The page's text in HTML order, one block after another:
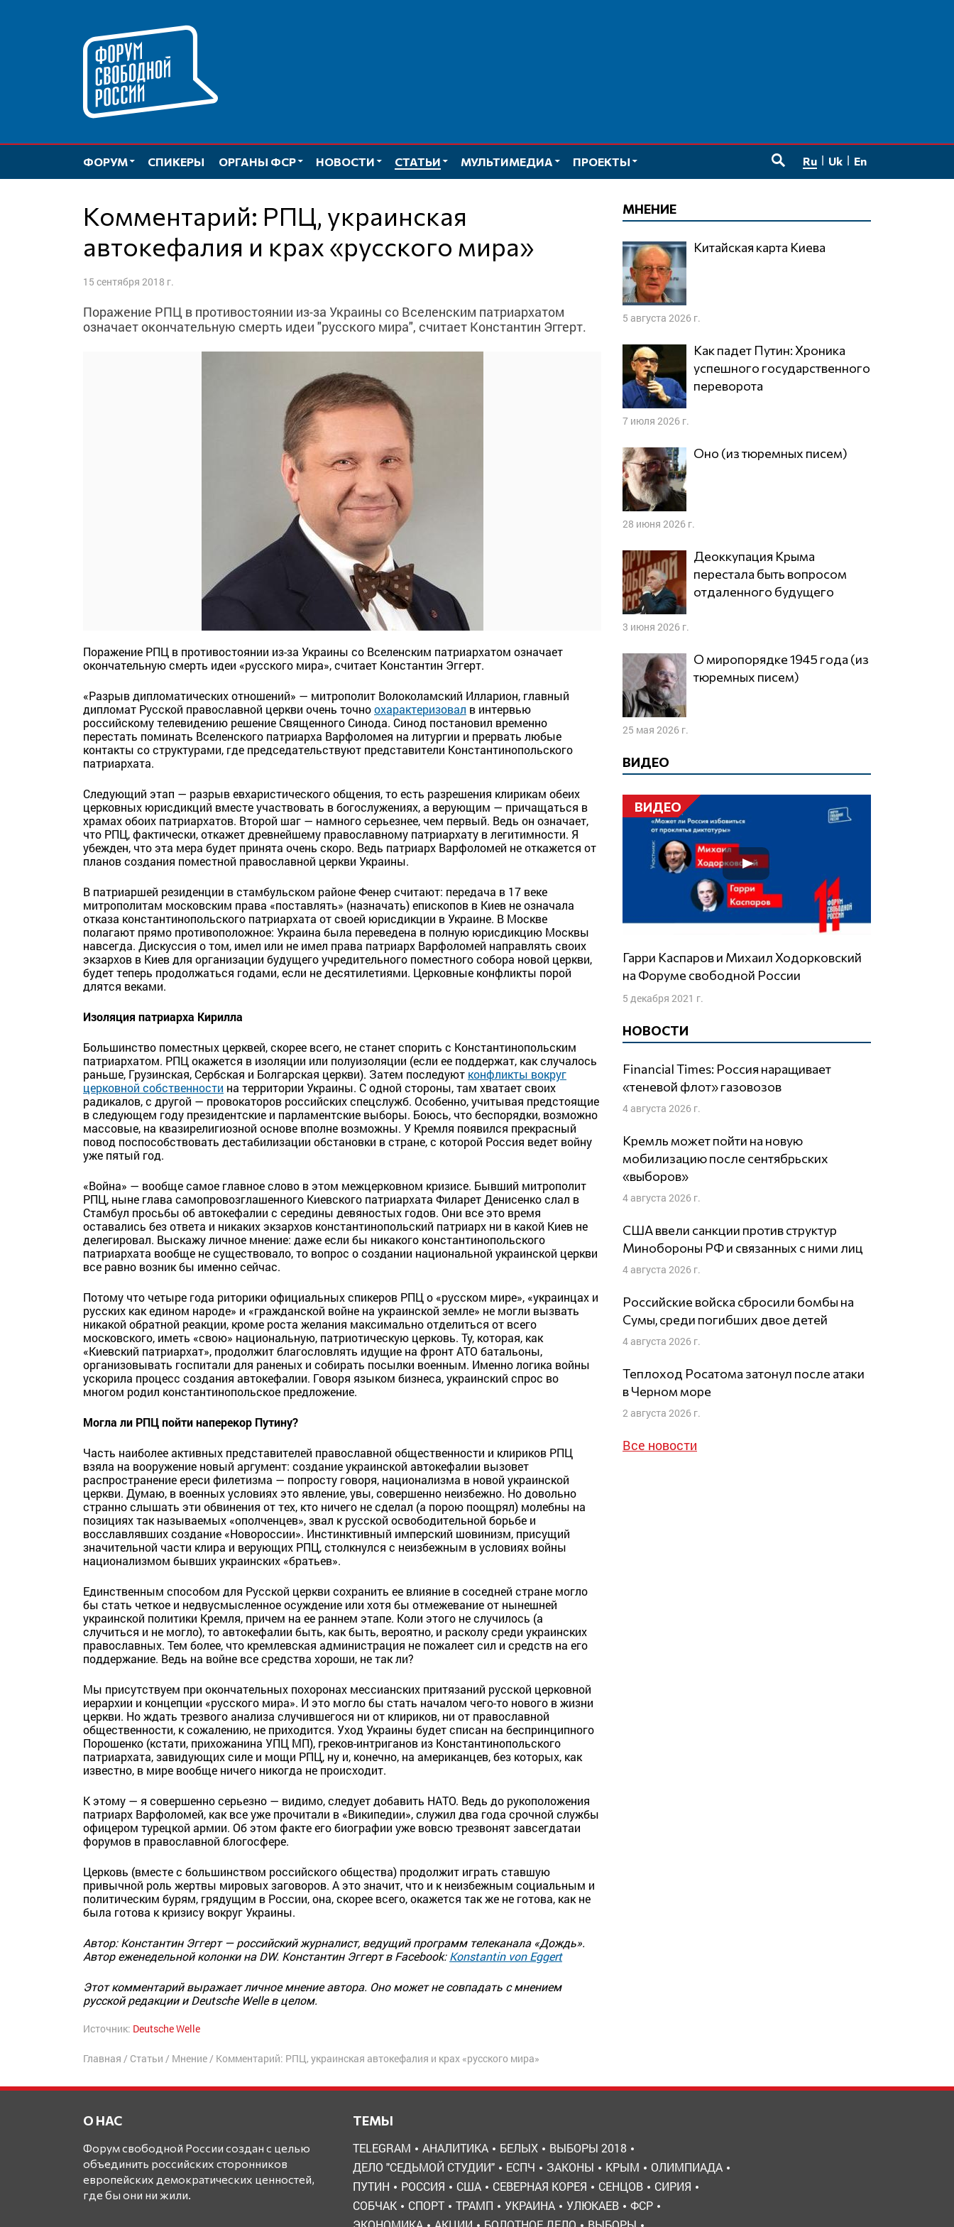
ФОРУМ СПИКЕРЫ ОРГАНЫ ФСР НОВОСТИ СТАТЬИ МУЛЬТИМЕДИА
ПРОЕКТЫ
Ru Uk En
Комментарий: РПЦ, украинcкая
автокефалия и крах «русского мира»
15 сентября 2018 г.
Поражение РПЦ в противостоянии из-за Украины со Вселенским патриархатом
означает окончательную смерть идеи "русского мира", считает Константин Эггерт.
Поражение РПЦ в противостоянии из-за Украины со Вселенским патриархатом означает
окончательную смерть идеи «русского мира», считает Константин Эггерт.
«Разрыв дипломатических отношений» — митрополит Волоколамский Илларион, главный
дипломат Русской православной церкви очень точноохарактеризовал в интервью
российскому телевидению решение Священного Синода. Синод постановил временно
перестать поминать Вселенского патриарха Варфоломея на литургии и прервать любые
контакты со структурами, где председательствуют представители Константинопольского
патриархата.
Следующий этап — разрыв евхаристического общения, то есть разрешения клирикам обеих
церковных юрисдикций вместе участвовать в богослужениях, а верующим — причащаться в
храмах обоих патриархатов. Второй шаг — намного серьезнее, чем первый. Ведь он означает,
что РПЦ, фактически, откажет древнейшему православному патриархату в легитимности. Я
убежден, что эта мера будет принята очень скоро. Ведь патриарх Варфоломей не откажется от
планов создания поместной православной церкви Украины.
В патриаршей резиденции в стамбульском районе Фенер считают: передача в 17 веке
митрополитам московским права «поставлять» (назначать) епископов в Киев не означала
отказа константинопольского патриархата от своей юрисдикции в Украине. В Москве
полагают прямо противоположное: Украина была переведена в полную юрисдикцию Москвы
навсегда. Дискуссия о том, имел или не имел права патриарх Варфоломей направлять своих
экзархов в Киев для организации будущего учредительного поместного собора новой церкви,
будет теперь продолжаться годами, если не десятилетиями. Церковные конфликты порой
длятся веками.
Изоляция патриарха Кирилла
Большинство поместных церквей, скорее всего, не станет спорить с Константинопольским
патриархатом. РПЦ окажется в изоляции или полуизоляции (если ее поддержат, как случалось
раньше, Грузинская, Сербская и Болгарская церкви). Затем последуют конфликты вокруг
церковной собственности на территории Украины. С одной стороны, там хватает своих
радикалов, с другой — провокаторов российских спецслужб. Особенно, учитывая предстоящие
в следующем году президентские и парламентские выборы. Боюсь, что беспорядки, возможно
массовые, на квазирелигиозной основе вполне возможны. У Кремля появился прекрасный
повод поспособствовать дестабилизации обстановки в стране, с которой Россия ведет войну
уже пятый год.
«Война» — вообще самое главное слово в этом межцерковном кризисе. Бывший митрополит
РПЦ, ныне глава самопровозглашенного Киевского патриархата Филарет Денисенко слал в
Стамбул просьбы об автокефалии с середины девяностых годов. Они все это время
оставались без ответа и никаких экзархов константинопольский патриарх ни в какой Киев не
делегировал. Выскажу личное мнение: даже если бы никакого константинопольского
патриархата вообще не существовало, то вопрос о создании национальной украинской церкви
все равно возник бы именно сейчас.
Потому что четыре года риторики официальных спикеров РПЦ о «русском мире», «украинцах и
русских как едином народе» и «гражданской войне на украинской земле» не могли вызвать
никакой обратной реакции, кроме роста желания максимально отделиться от всего
московского, иметь «свою» национальную, патриотическую церковь. Ту, которая, как
«Киевский патриархат», продолжит благословлять идущие на фронт АТО батальоны,
организовывать госпитали для раненых и собирать посылки военным. Именно логика войны
ускорила процесс создания автокефалии. Говоря языком бизнеса, украинский спрос во
многом родил константинопольское предложение.
Могла ли РПЦ пойти наперекор Путину?
Часть наиболее активных представителей православной общественности и клириков РПЦ
взяла на вооружение новый аргумент: создание украинской автокефалии вызовет
распространение ереси филетизма — попросту говоря, национализма в новой украинской
церкви. Думаю, в военных условиях это явление, увы, совершенно неизбежно. Но довольно
странно слышать эти обвинения от тех, кто ничего не сделал (а порою поощрял) молебны на
позициях так называемых «ополченцев», звал к русской освободительной борьбе и
восславлявших создание «Новороссии». Инстинктивный имперский шовинизм, присущий
значительной части клира и верующих РПЦ, столкнулся с неизбежным в условиях войны
национализмом бывших украинских «братьев».
Единственным способом для Русской церкви сохранить ее влияние в соседней стране могло
бы стать четкое и недвусмысленное осуждение или хотя бы отмежевание от нынешней
украинской политики Кремля, причем на ее раннем этапе. Коли этого не случилось (а
случиться и не могло), то автокефалии быть, как быть, вероятно, и расколу среди украинских
православных. Тем более, что кремлевская администрация не пожалеет сил и средств на его
поддержание. Ведь на войне все средства хороши, не так ли?
Мы присутствуем при окончательных похоронах мессианских притязаний русской церковной
иерархии и концепции «русского мира». И это могло бы стать началом чего-то нового в жизни
церкви. Но ждать трезвого анализа случившегося ни от клириков, ни от православной
общественности, к сожалению, не приходится. Уход Украины будет списан на беспринципного
Порошенко (кстати, прихожанина УПЦ МП), греков-интриганов из Константинопольского
патриархата, завидующих силе и мощи РПЦ, ну и, конечно, на американцев, без которых, как
известно, в мире вообще ничего никогда не происходит.
К этому — я совершенно серьезно — видимо, следует добавить НАТО. Ведь до рукоположения
патриарх Варфоломей, как все уже прочитали в «Википедии», служил два года срочной службы
офицером турецкой армии. Об этом факте его биографии уже вовсю трезвонят завсегдатаи
форумов в православной блогосфере.
Церковь (вместе с большинством российского общества) продолжит играть ставшую
привычной роль жертвы мировых заговоров. А это значит, что и к неизбежным социальным и
политическим бурям, грядущим в России, она, скорее всего, окажется так же не готова, как не
была готова к кризису вокруг Украины.
Автор: Константин Эггерт — российский журналист, ведущий программ телеканала «Дождь».
Автор еженедельной колонки на DW. Константин Эггерт в Facebook:Konstantin von Eggert
Этот комментарий выражает личное мнение автора. Оно может не совпадать с мнением
русской редакции и Deutsche Welle в целом.
Источник: Deutsche Welle
МНЕНИЕ
Китайская карта Киева
5 августа 2026 г.
Как падет Путин: Хроника
успешного государственного
переворота
7 июля 2026 г.
Оно (из тюремных писем)
28 июня 2026 г.
Деоккупация Крыма
перестала быть вопросом
отдаленного будущего
3 июня 2026 г.
О миропорядке 1945 года (из
тюремных писем)
25 мая 2026 г.
ВИДЕО
ВИДЕО
Гарри Каспаров и Михаил Ходорковский
на Форуме свободной России
5 декабря 2021 г.
НОВОСТИ
Financial Times: Россия наращивает
«теневой флот» газовозов
4 августа 2026 г.
Кремль может пойти на новую
мобилизацию после сентябрьских
«выборов»
4 августа 2026 г.
США ввели санкции против структур
Минобороны РФ и связанных с ними лиц
4 августа 2026 г.
Российские войска сбросили бомбы на
Сумы, среди погибших двое детей
4 августа 2026 г.
Теплоход Росатома затонул после атаки
в Черном море
2 августа 2026 г.
Все новости
Главная / Статьи / Мнение/ Комментарий: РПЦ, украинcкая автокефалия и крах «русского мира»
О НАС
Форум свободной России создан с целью
объединить российских сторонников
европейских демократических ценностей,
где бы они ни жили.
ТЕМЫ
TELEGRAM АНАЛИТИКА БЕЛЫХ
ВЫБОРЫ 2018
ДЕЛО "СЕДЬМОЙ СТУДИИ"
ЕСПЧ ЗАКОНЫ КРЫМ
ОЛИМПИАДА
ПУТИН
РОССИЯ США СЕВЕРНАЯ КОРЕЯ СЕНЦОВ
СИРИЯ
СОБЧАК
СПОРТ ТРАМП УКРАИНА УЛЮКАЕВ
ФСР